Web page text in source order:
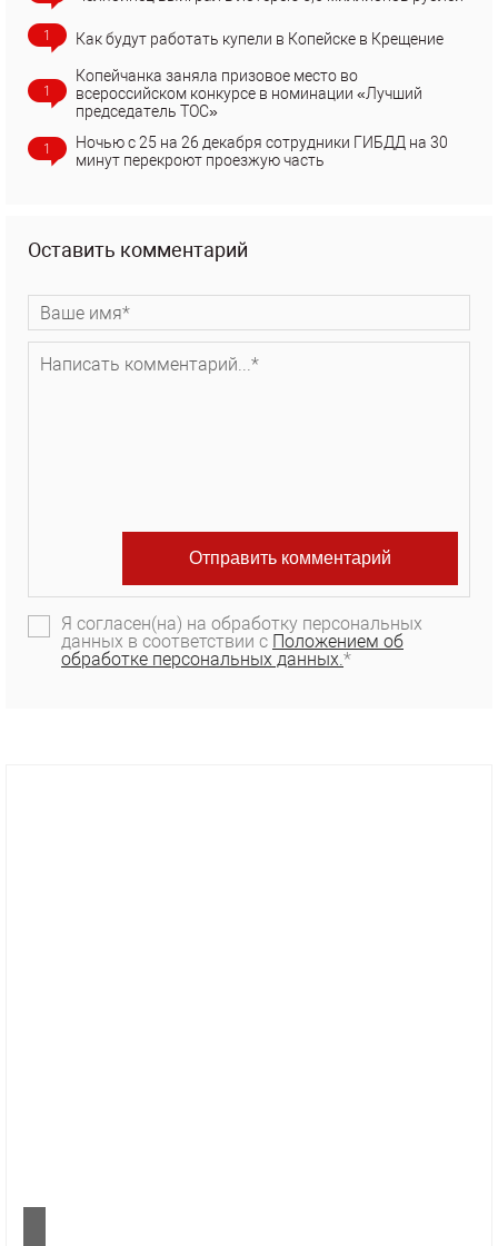
1 Как будут работать купели в Копейске в Крещение
1
Копейчанка заняла призовое место во
всероссийском конкурсе в номинации «Лучший
председатель ТОС»
1
Ночью с 25 на 26 декабря сотрудники ГИБДД на 30
минут перекроют проезжую часть
Оставить комментарий
Я согласен(на) на обработку персональных
данных в соответствии с Положением об
обработке персональных данных.*